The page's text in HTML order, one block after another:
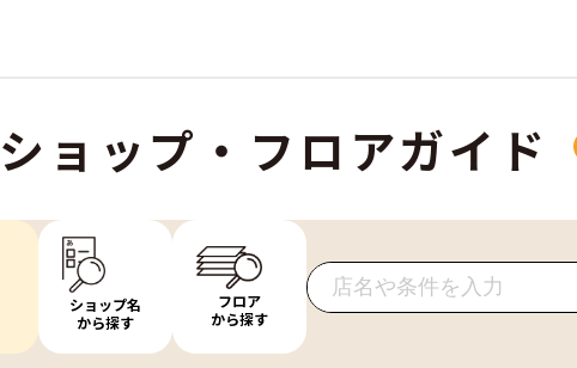
ショップ・フロアガイド
ショップ名
から探す
フロア
から探す